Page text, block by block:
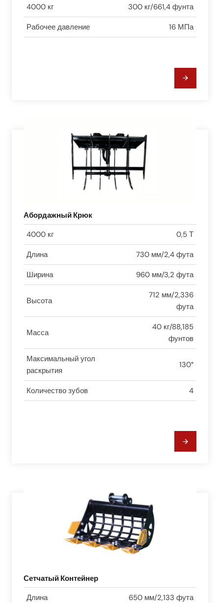
4000 кг 300 кг/661,4 фунта
Рабочее давление 16 МПа
Абордажный Крюк
4000 кг 0,5 Т
Длина 730 мм/2,4 фута
Ширина 960 мм/3,2 фута
Высота
712 мм/2,336
фута
Масса
40 кг/88,185
фунтов
Максимальный угол
раскрытия
130°
Количество зубов 4
Сетчатый Контейнер
Длина 650 мм/2,133 фута